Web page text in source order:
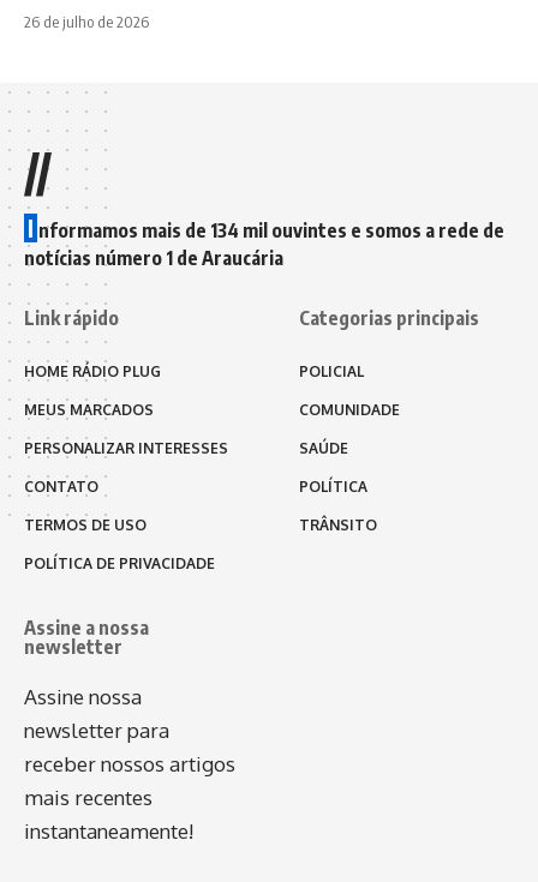
26 de julho de 2026
//
I nformamos mais de 134 mil ouvintes e somos a rede de
notícias número 1 de Araucária
Link rápido
HOME RÁDIO PLUG
MEUS MARCADOS
PERSONALIZAR INTERESSES
CONTATO
TERMOS DE USO
POLÍTICA DE PRIVACIDADE
Categorias principais
POLICIAL
COMUNIDADE
SAÚDE
POLÍTICA
TRÂNSITO
Assine a nossa
newsletter
Assine nossa
newsletter para
receber nossos artigos
mais recentes
instantaneamente!